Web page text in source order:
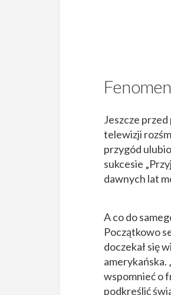
Jeszcze
telewizji
przygód
sukcesie
dawnych lat
A co do
Początkowo
doczekał się
amerykańska.
wspomnieć o
podkreślić